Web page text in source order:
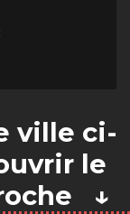
ville ci-
le
↓